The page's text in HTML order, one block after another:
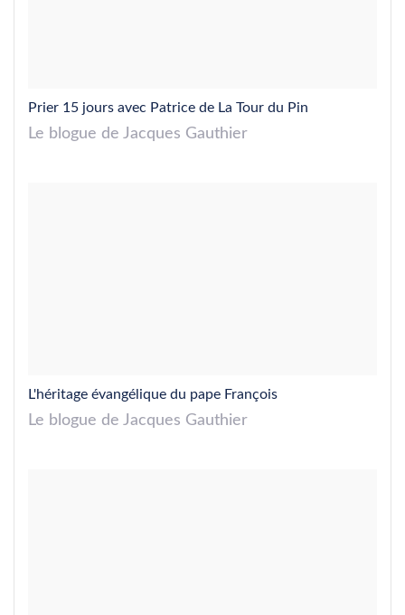
Prier 15 jours avec Patrice de La Tour du Pin
Le blogue de Jacques Gauthier
L'héritage évangélique du pape François
Le blogue de Jacques Gauthier